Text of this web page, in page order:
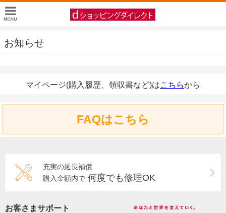
お知らせ
マイページ(購入履歴、領収書など)はこちらから
FAQはこちら
充実の延長補償
購入金額内で 何度でも修理OK
お客さまサポート